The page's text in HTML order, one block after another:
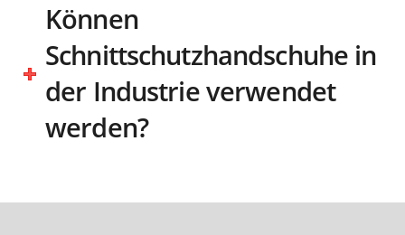
Können
Schnittschutzhandschuhe in
der Industrie verwendet
werden?